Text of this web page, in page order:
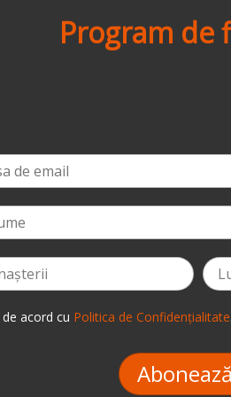
Program de
la
acord cu Politica de Confidențialitate